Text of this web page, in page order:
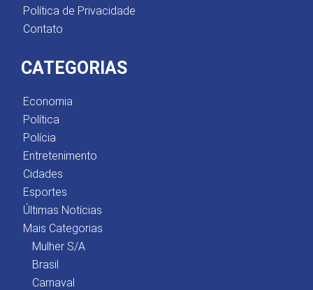
Política de Privacidade
Contato
CATEGORIAS
Economia
Política
Polícia
Entretenimento
Cidades
Esportes
Últimas Notícias
Mais Categorias
Mulher S/A
Brasil
Carnaval